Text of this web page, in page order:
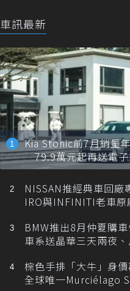
車訊最新
Kia Stonic前7月銷量
79.9萬元起再送電子
NISSAN推經典車回
IRO與INFINITI老車原
BMW推出8月仲夏購
車系送晶華三天兩夜
棕色手排「大牛」身價
全球唯一Murciélago